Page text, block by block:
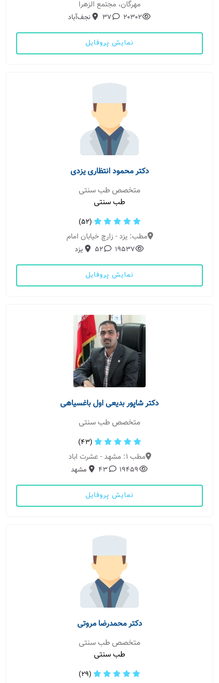
مهرگان، مجتمع الزهرا
20302
37 نجف‌آباد
نمایش پروفایل
دکتر محمود انتظاری یزدی
متخصص طب سنتی
طب سنتی
(52)
مطب: یزد - زارچ خیابان امام
19537
52 یزد
نمایش پروفایل
دکتر شاپور بدیعی اول باغسیاهی
متخصص طب سنتی
(43)
مطب 1: مشهد - عشرت اباد
19459
43 مشهد
نمایش پروفایل
دکتر محمدرضا مروتی
متخصص طب سنتی
طب سنتی
(29)